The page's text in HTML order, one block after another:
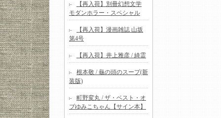
【再入荷】別冊幻想文学
モダンホラー・スペシャル
【再入荷】漫画雑誌 山坂
第4号
【再入荷】井上雅彦 / 綺霊
根本敬 / 龜の頭のスープ(新
装版)
町野変丸 / ザ・ベスト・オ
ブゆみこちゃん【サイン本】